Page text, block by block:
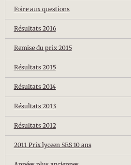
Foire aux questions
Résultats 2016
Remise du prix 2015
Résultats 2015
Résultats 2014
Résultats 2013
Résultats 2012
2011 Prix lyceen SES 10 ans